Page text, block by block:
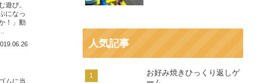
遊び。
になっ
！」動
ムに当
人気記事
お好み焼きひっくり返しゲ